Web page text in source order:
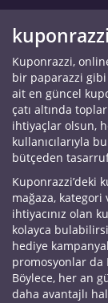
Kuponrazzi,
bir paparazzi gibi
ait en güncel
çatı altında
ihtiyaçlar olsun,
kullanıcılarıyla
bütçeden
Kuponrazzi’deki
mağaza,
ihtiyacınız olan
kolayca
hediye
promosyonlar da
Böylece, her an
daha avantajlı